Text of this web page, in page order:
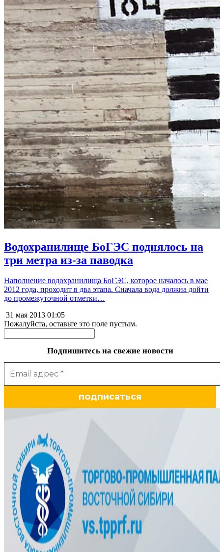
Водохранилище БоГЭС поднялось на
три метра из-за паводка
Наполнение водохранилища БоГЭС, которое началось в мае
2012 года, проходит в два этапа. Сначала вода должна дойти
до промежуточной отметки…
31 мая 2013 01:05
Пожалуйста, оставьте это поле пустым.
Подпишитесь на свежие новости